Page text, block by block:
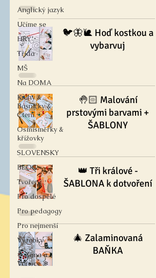
Anglický jazyk
Učíme se
HRY
Třída
MŠ
Na DOMA
Knihy &
Básničky &
Čtení
Osmisměrky &
křížovky
SLOVENSKY
BLOG
Tvoření
Pro dospělé
Pro pedagogy
Pro nejmenší
Výrobky
❄ Zima a
Vánoce ❄
🐦🦋🐌 Hoď kostkou a
vybarvuj
🤚🏻 Malování
prstovými barvami +
ŠABLONY
👑 Tři králové -
ŠABLONA k dotvoření
🎄 Zalaminovaná
BAŇKA